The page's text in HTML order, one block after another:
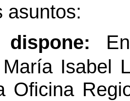
asuntos:
dispone:
Isabel
Oficina